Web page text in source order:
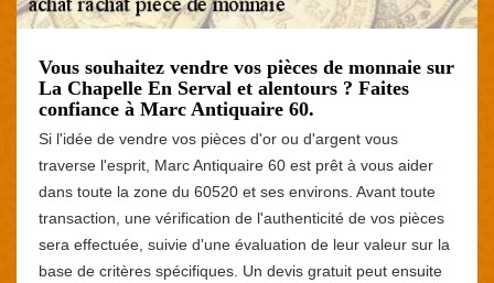
Vous souhaitez vendre vos pièces de monnaie sur
La Chapelle En Serval et alentours ? Faites
confiance à Marc Antiquaire 60.
Si l'idée de vendre vos pièces d'or ou d'argent vous
traverse l'esprit, Marc Antiquaire 60 est prêt à vous aider
dans toute la zone du 60520 et ses environs. Avant toute
transaction, une vérification de l'authenticité de vos pièces
sera effectuée, suivie d'une évaluation de leur valeur sur la
base de critères spécifiques. Un devis gratuit peut ensuite